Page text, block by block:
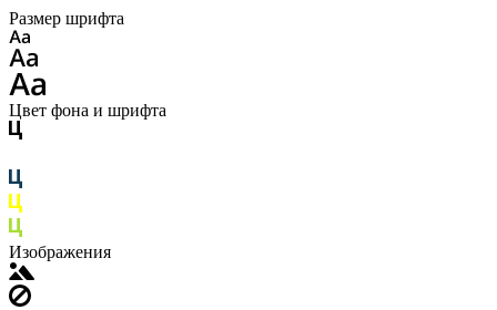
Размер шрифта
Цвет фона и шрифта
Изображения